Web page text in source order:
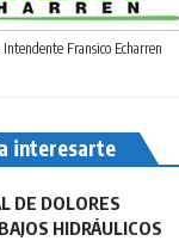
Fransico Echarren
interesarte
DE DOLORES
HIDRÁULICOS